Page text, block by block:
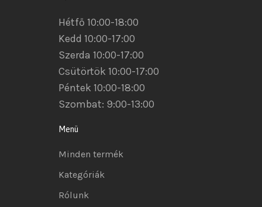
Hétfő 10:00-18:00
Kedd 10:00-17:00
Szerda 10:00-17:00
Csütörtök 10:00-17:00
Péntek 10:00-18:00
Szombat: 9:00-13:00
Menü
Minden termék
Kategóriák
Rólunk